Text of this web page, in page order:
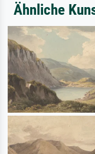
Ähnliche